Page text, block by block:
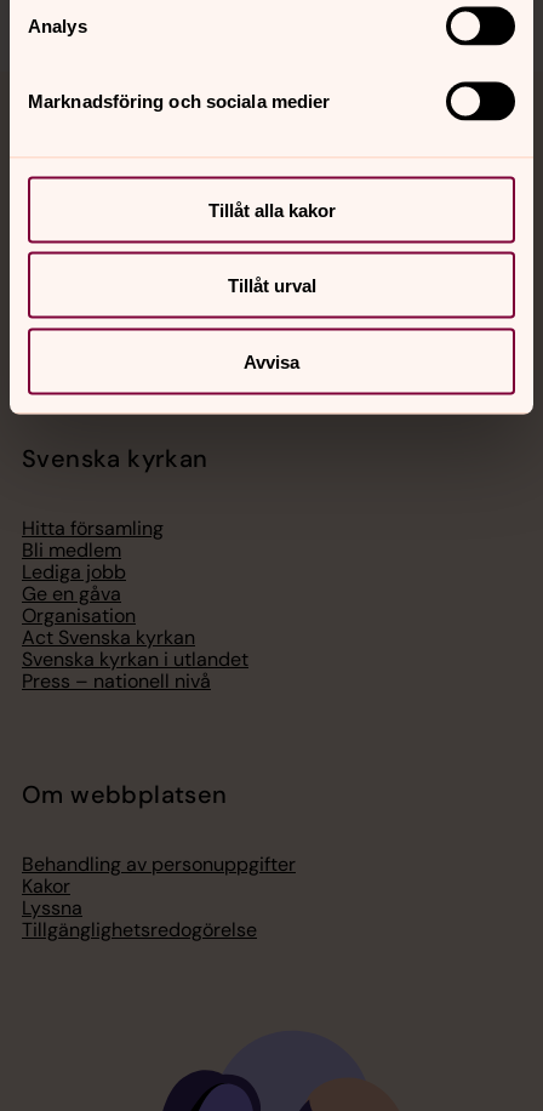
Analys
Marknadsföring och sociala medier
Tillåt alla kakor
Tillåt urval
Avvisa
Akut samtals- och krisstöd. Prata eller chatta anonymt
med en präst på kvällar och nätter.
Digitalt brev
Telefon 112
Svenska kyrkan
Hitta församling
Bli medlem
Lediga jobb
Ge en gåva
Organisation
Act Svenska kyrkan
Svenska kyrkan i utlandet
Press – nationell nivå
Om webbplatsen
Behandling av personuppgifter
Kakor
Lyssna
Tillgänglighetsredogörelse